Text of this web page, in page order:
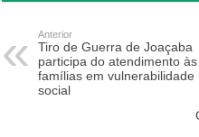
Anterior
Tiro de Guerra de Joaçaba
participa do atendimento às
famílias em vulnerabilidade
social